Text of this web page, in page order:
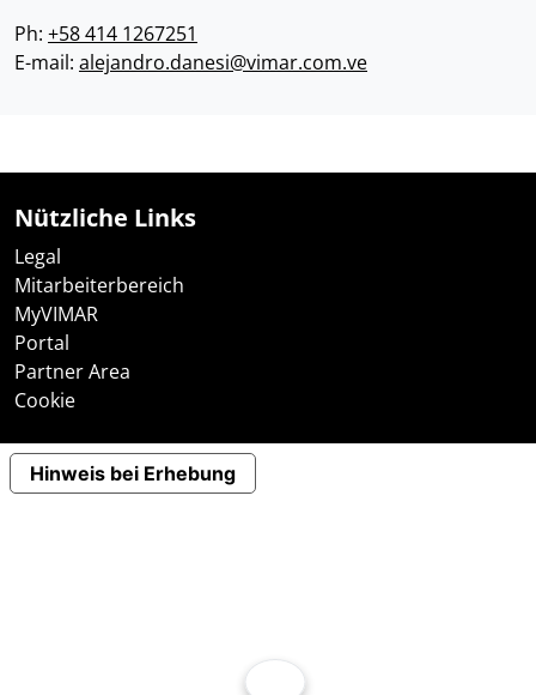
Ph: +58 414 1267251
E-mail: alejandro.danesi@vimar.com.ve
Nützliche Links
Legal
Mitarbeiterbereich
MyVIMAR
Portal
Partner Area
Cookie
Hinweis bei Erhebung